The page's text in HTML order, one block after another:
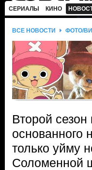
СЕРИАЛЫ КИНО
ВСЕ НОВОСТИ ФОТО/
Второй
основанного
только уйму
Соломенной